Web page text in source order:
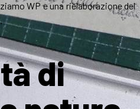
WP e una rielaborazione del
di